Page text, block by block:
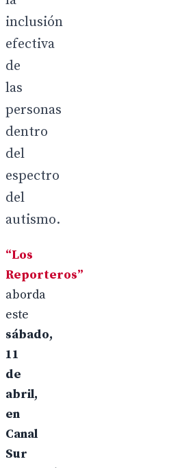
inclusión
efectiva
de
las
personas
dentro
del
espectro
del
autismo.
“Los
Reporteros”
aborda
este
sábado,
11
de
abril,
en
Canal
Sur